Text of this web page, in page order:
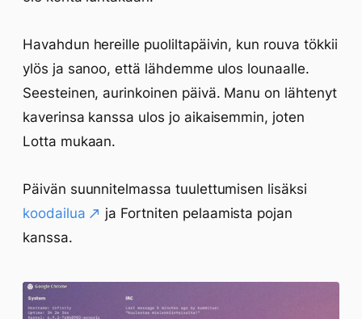
Havahdun hereille puoliltapäivin, kun rouva tökkii
ylös ja sanoo, että lähdemme ulos lounaalle.
Seesteinen, aurinkoinen päivä. Manu on lähtenyt
kaverinsa kanssa ulos jo aikaisemmin, joten
Lotta mukaan.
Päivän suunnitelmassa tuulettumisen lisäksi
koodailua
ja Fortniten pelaamista pojan
kanssa.